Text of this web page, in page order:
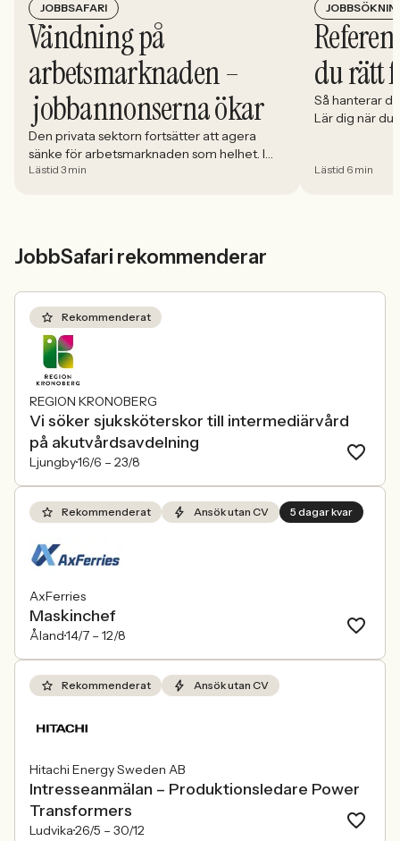
JOBBSAFARI
Vändning på
arbetsmarknaden –
jobbannonserna ökar
Den privata sektorn fortsätter att agera
sänke för arbetsmarknaden som helhet. I
april minskade antalet jobbannonser i
Lästid 3 min
du rätt
Så hanterar
Lär dig när du
Lästid 6 min
JobbSafari rekommenderar
Rekommenderat
REGION KRONOBERG
Vi söker sjuksköterskor till intermediärvård
på akutvårdsavdelning
Ljungby16/6 – 23/8
Rekommenderat Ansök utan CV 5 dagar kvar
AxFerries
Maskinchef
Åland14/7 – 12/8
Rekommenderat Ansök utan CV
Hitachi Energy Sweden AB
Intresseanmälan – Produktionsledare Power
Transformers
Ludvika26/5 – 30/12